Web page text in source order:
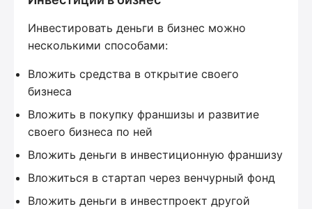
Инвестировать деньги в бизнес можно
несколькими способами:
Вложить средства в открытие своего
бизнеса
Вложить в покупку франшизы и развитие
своего бизнеса по ней
Вложить деньги в инвестиционную франшизу
Вложиться в стартап через венчурный фонд
Вложить деньги в инвестпроект другой